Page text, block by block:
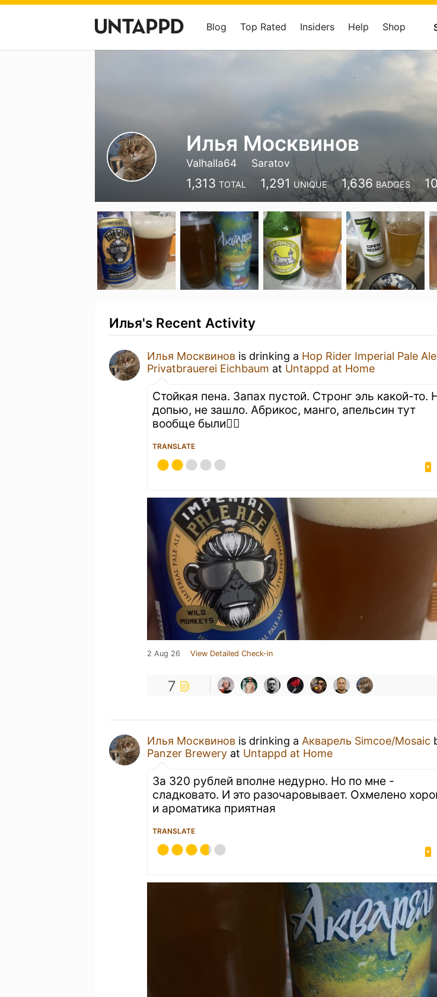
Blog Top Rated Insiders Help Shop
Илья Москвинов
Valhalla64 Saratov
1,313 TOTAL 1,291 UNIQUE 1,636 BADGES
Илья's Recent Activity
Илья Москвинов is drinking a Hop Rider Imperial Pale Ale
Privatbrauerei Eichbaum at Untappd at Home
Стойкая пена. Запах пустой. Стронг эль какой-то.
допью, не зашло. Абрикос, манго, апельсин тут
вообще были🤷‍♂️
TRANSLATE
2 Aug 26 View Detailed Check-in
7
Илья Москвинов is drinking a Акварель Simcoe/Mosaic
Panzer Brewery at Untappd at Home
За 320 рублей вполне недурно. Но по мне -
сладковато. И это разочаровывает. Охмелено
и ароматика приятная
TRANSLATE